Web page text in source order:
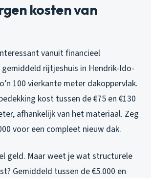
kosten van
vanuit financieel
gemiddeld rijtjeshuis in Hendrik-Ido-
100 vierkante meter dakoppervlak.
kost tussen de €75 en €130
afhankelijk van het materiaal. Zeg
voor een compleet nieuw dak.
geld. Maar weet je wat structurele
Gemiddeld tussen de €5.000 en